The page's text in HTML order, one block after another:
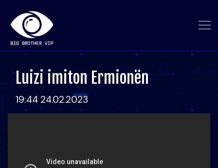
Luizi imiton Ermionën
19:44 24.02.2023